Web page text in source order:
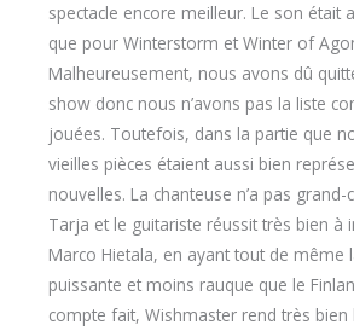
spectacle encore meilleur. Le son était
que pour Winterstorm et Winter of
Malheureusement, nous avons dû
show donc nous n’avons pas la liste
jouées. Toutefois, dans la partie que
vieilles pièces étaient aussi bien
nouvelles. La chanteuse n’a pas
Tarja et le guitariste réussit très bien à
Marco Hietala, en ayant tout de même
puissante et moins rauque que le
compte fait, Wishmaster rend très